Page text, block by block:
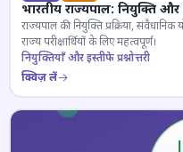
भारतीय राज्यपाल: नियुक्ति और
राज्यपाल की नियुक्ति प्रक्रिया,
राज्य परीक्षार्थियों के लिए महत्वपूर्ण।
नियुक्तियाँ और इस्तीफे प्रश्नोत्तरी
क्विज़ लें